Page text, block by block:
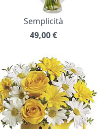
Semplicità
49,00€